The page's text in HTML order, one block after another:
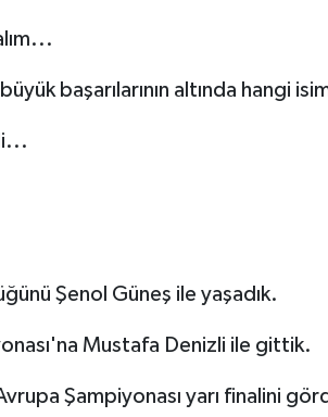
başarılarının altında hangi
Şenol Güneş ile yaşadık.
Mustafa Denizli ile gittik.
Şampiyonası yarı finalini